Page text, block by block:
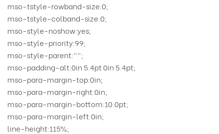
mso-tstyle-rowband-size:0;
mso-tstyle-colband-size:0;
mso-style-noshow:yes;
mso-style-priority:99;
mso-style-parent:””;
mso-padding-alt:0in 5.4pt 0in 5.4pt;
mso-para-margin-top:0in;
mso-para-margin-right:0in;
mso-para-margin-bottom:10.0pt;
mso-para-margin-left:0in;
line-height:115%;